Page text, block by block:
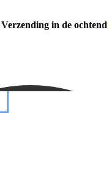
Verzending in de ochtend